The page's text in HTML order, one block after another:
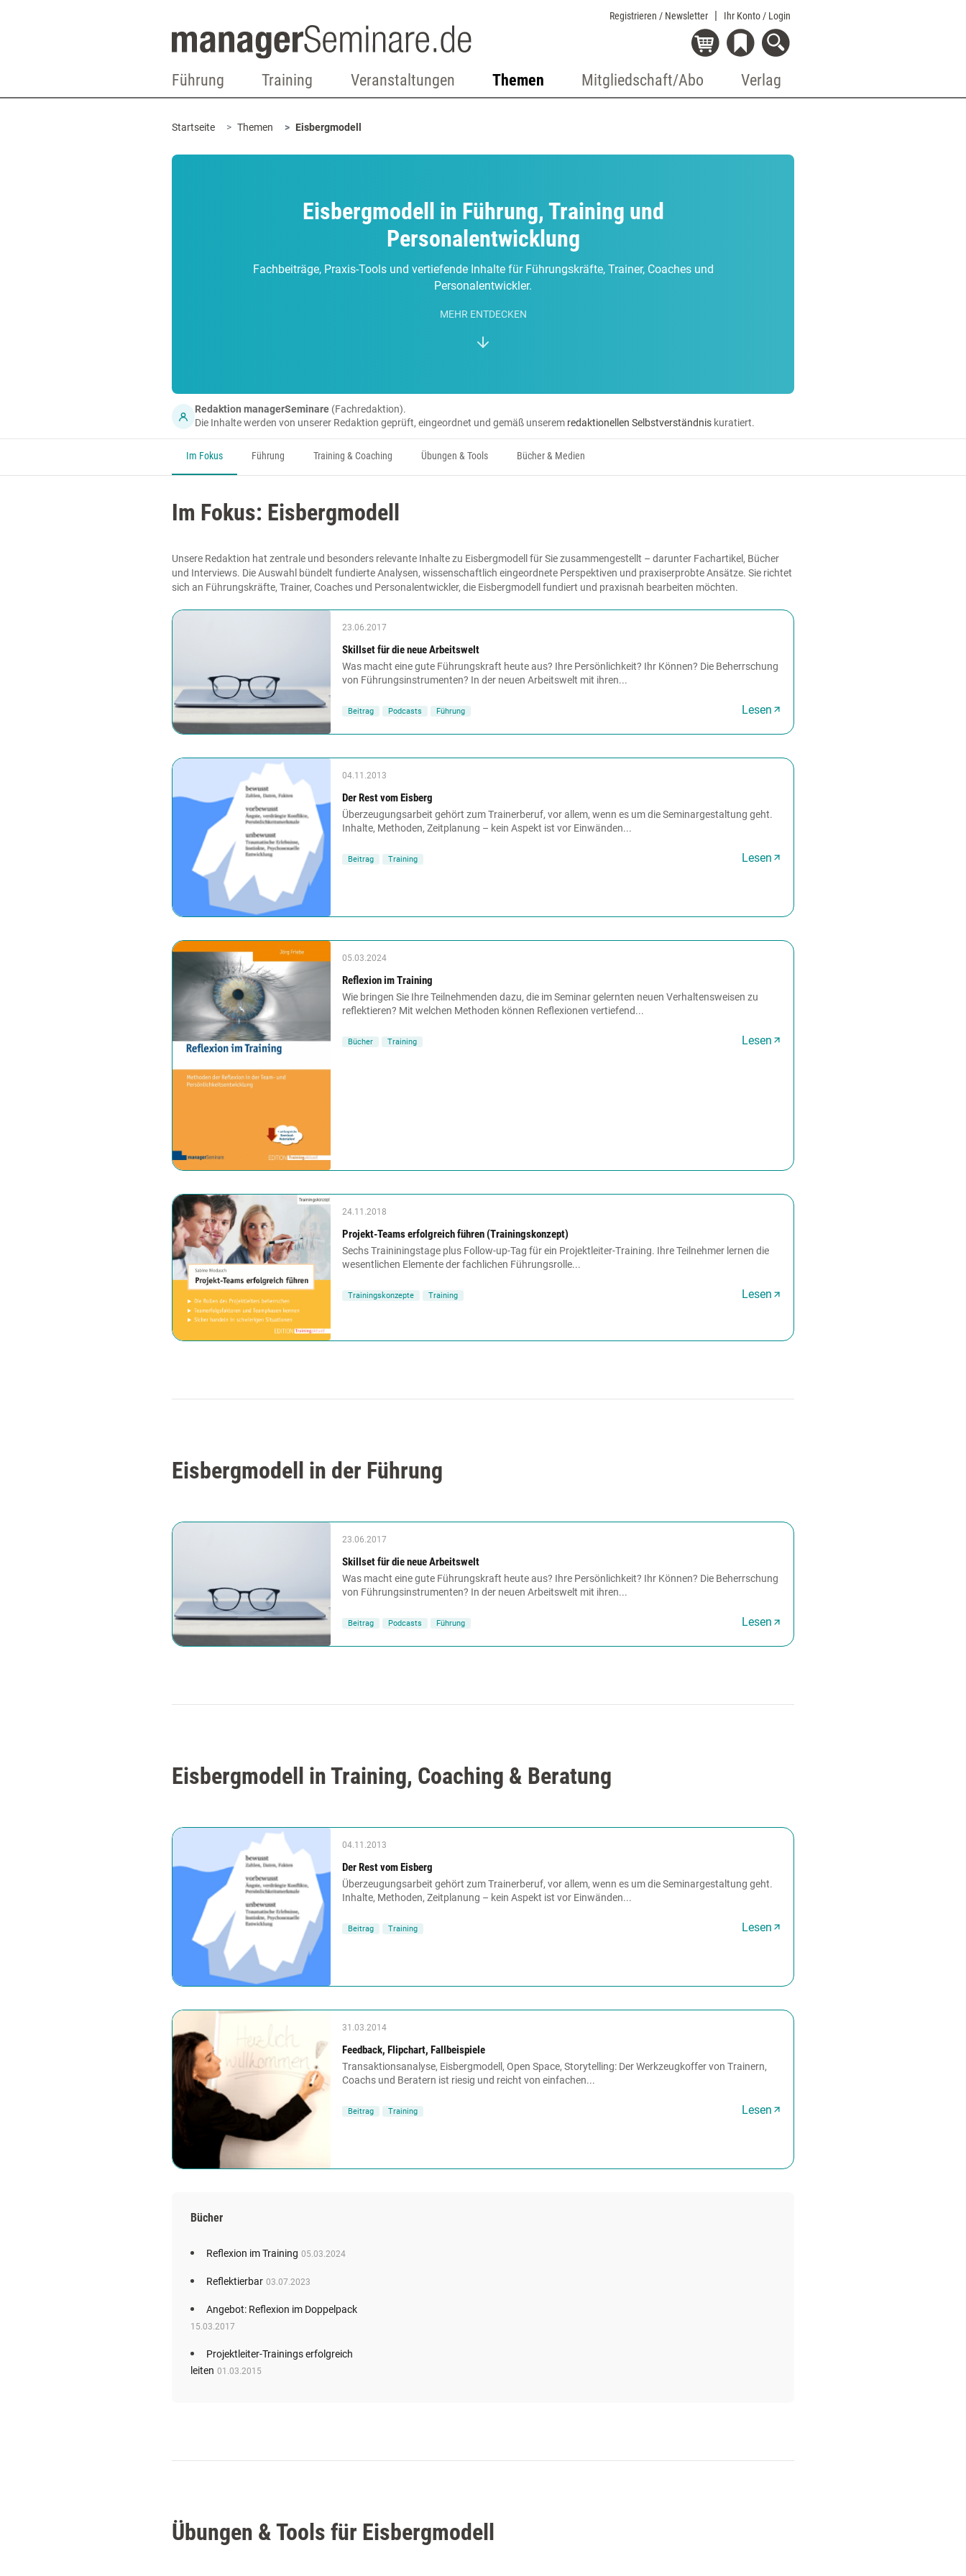
Registrieren / Newsletter Ihr Konto / Login
Führung Training Veranstaltungen Themen Mitgliedschaft/Abo Verlag
Startseite Themen Eisbergmodell
Eisbergmodell in Führung, Training und
Personalentwicklung
Fachbeiträge, Praxis-Tools und vertiefende Inhalte für Führungskräfte, Trainer, Coaches und
Personalentwickler.
MEHR ENTDECKEN
Redaktion managerSeminare (Fachredaktion).
Die Inhalte werden von unserer Redaktion geprüft, eingeordnet und gemäß unserem redaktionellen Selbstverständnis kuratiert.
Im Fokus Führung Training & Coaching Übungen & Tools Bücher & Medien
Im Fokus: Eisbergmodell
Unsere Redaktion hat zentrale und besonders relevante Inhalte zu Eisbergmodell für Sie zusammengestellt – darunter Fachartikel, Bücher
und Interviews. Die Auswahl bündelt fundierte Analysen, wissenschaftlich eingeordnete Perspektiven und praxiserprobte Ansätze. Sie richtet
sich an Führungskräfte, Trainer, Coaches und Personalentwickler, die Eisbergmodell fundiert und praxisnah bearbeiten möchten.
23.06.2017
Skillset für die neue Arbeitswelt
Was macht eine gute Führungskraft heute aus? Ihre Persönlichkeit? Ihr Können? Die Beherrschung
von Führungsinstrumenten? In der neuen Arbeitswelt mit ihren...
Beitrag Podcasts Führung Lesen
04.11.2013
Der Rest vom Eisberg
Überzeugungsarbeit gehört zum Trainerberuf, vor allem, wenn es um die Seminargestaltung geht.
Inhalte, Methoden, Zeitplanung – kein Aspekt ist vor Einwänden...
Beitrag Training Lesen
05.03.2024
Reflexion im Training
Wie bringen Sie Ihre Teilnehmenden dazu, die im Seminar gelernten neuen Verhaltensweisen zu
reflektieren? Mit welchen Methoden können Reflexionen vertiefend...
Bücher Training Lesen
24.11.2018
Projekt-Teams erfolgreich führen (Trainingskonzept)
Sechs Traininingstage plus Follow-up-Tag für ein Projektleiter-Training. Ihre Teilnehmer lernen die
wesentlichen Elemente der fachlichen Führungsrolle...
Trainingskonzepte Training Lesen
Eisbergmodell in der Führung
23.06.2017
Skillset für die neue Arbeitswelt
Was macht eine gute Führungskraft heute aus? Ihre Persönlichkeit? Ihr Können? Die Beherrschung
von Führungsinstrumenten? In der neuen Arbeitswelt mit ihren...
Beitrag Podcasts Führung Lesen
Eisbergmodell in Training, Coaching & Beratung
04.11.2013
Der Rest vom Eisberg
Überzeugungsarbeit gehört zum Trainerberuf, vor allem, wenn es um die Seminargestaltung geht.
Inhalte, Methoden, Zeitplanung – kein Aspekt ist vor Einwänden...
Beitrag Training Lesen
31.03.2014
Feedback, Flipchart, Fallbeispiele
Transaktionsanalyse, Eisbergmodell, Open Space, Storytelling: Der Werkzeugkoffer von Trainern,
Coachs und Beratern ist riesig und reicht von einfachen...
Beitrag Training Lesen
Bücher
Reflexion im Training 05.03.2024
Reflektierbar 03.07.2023
Angebot: Reflexion im Doppelpack
15.03.2017
Projektleiter-Trainings erfolgreich
leiten 01.03.2015
Übungen & Tools für Eisbergmodell